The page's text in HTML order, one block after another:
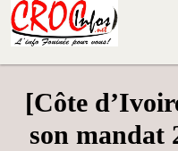
[Côte
son mandat